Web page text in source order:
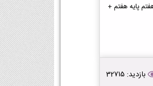
پایه هفتم +
بازدید: 32715